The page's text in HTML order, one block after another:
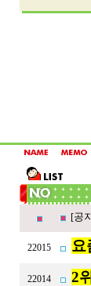
[공
22015 요
22014 2